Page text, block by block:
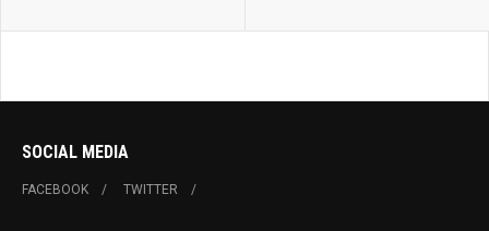
SOCIAL MEDIA
FACEBOOK TWITTER